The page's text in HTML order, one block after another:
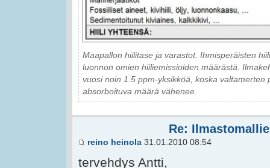
Maapallon hiilitase ja varastot. Ihmisperäisten
luonnon omien hiiliemissioiden määrästä.
vuosi noin 1.5 ppm-yksikköä, koska
absorboituva määrä vähenee.
Re:
reino heinola 31.01.2010 08:54
tervehdys Antti,